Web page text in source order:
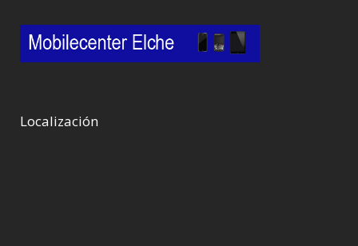
Localización